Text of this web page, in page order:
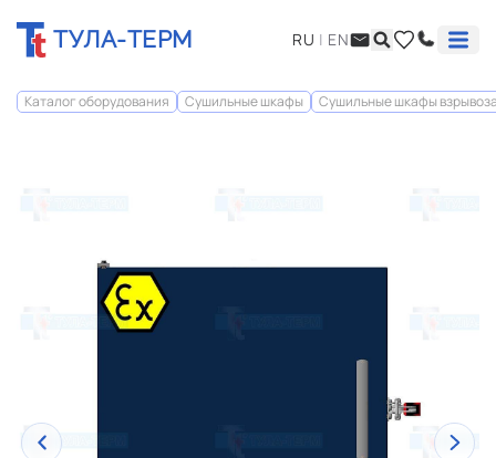
ТУЛА-ТЕРМ RU | EN
Каталог оборудования Сушильные шкафы Сушильные шкафы